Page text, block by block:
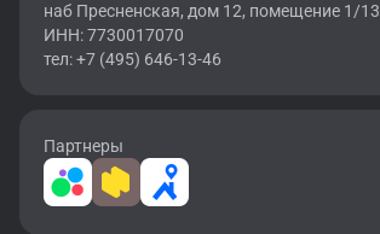
наб Пресненская, дом 12, помещение 1/13
ИНН: 7730017070
тел: +7 (495) 646-13-46
Партнеры